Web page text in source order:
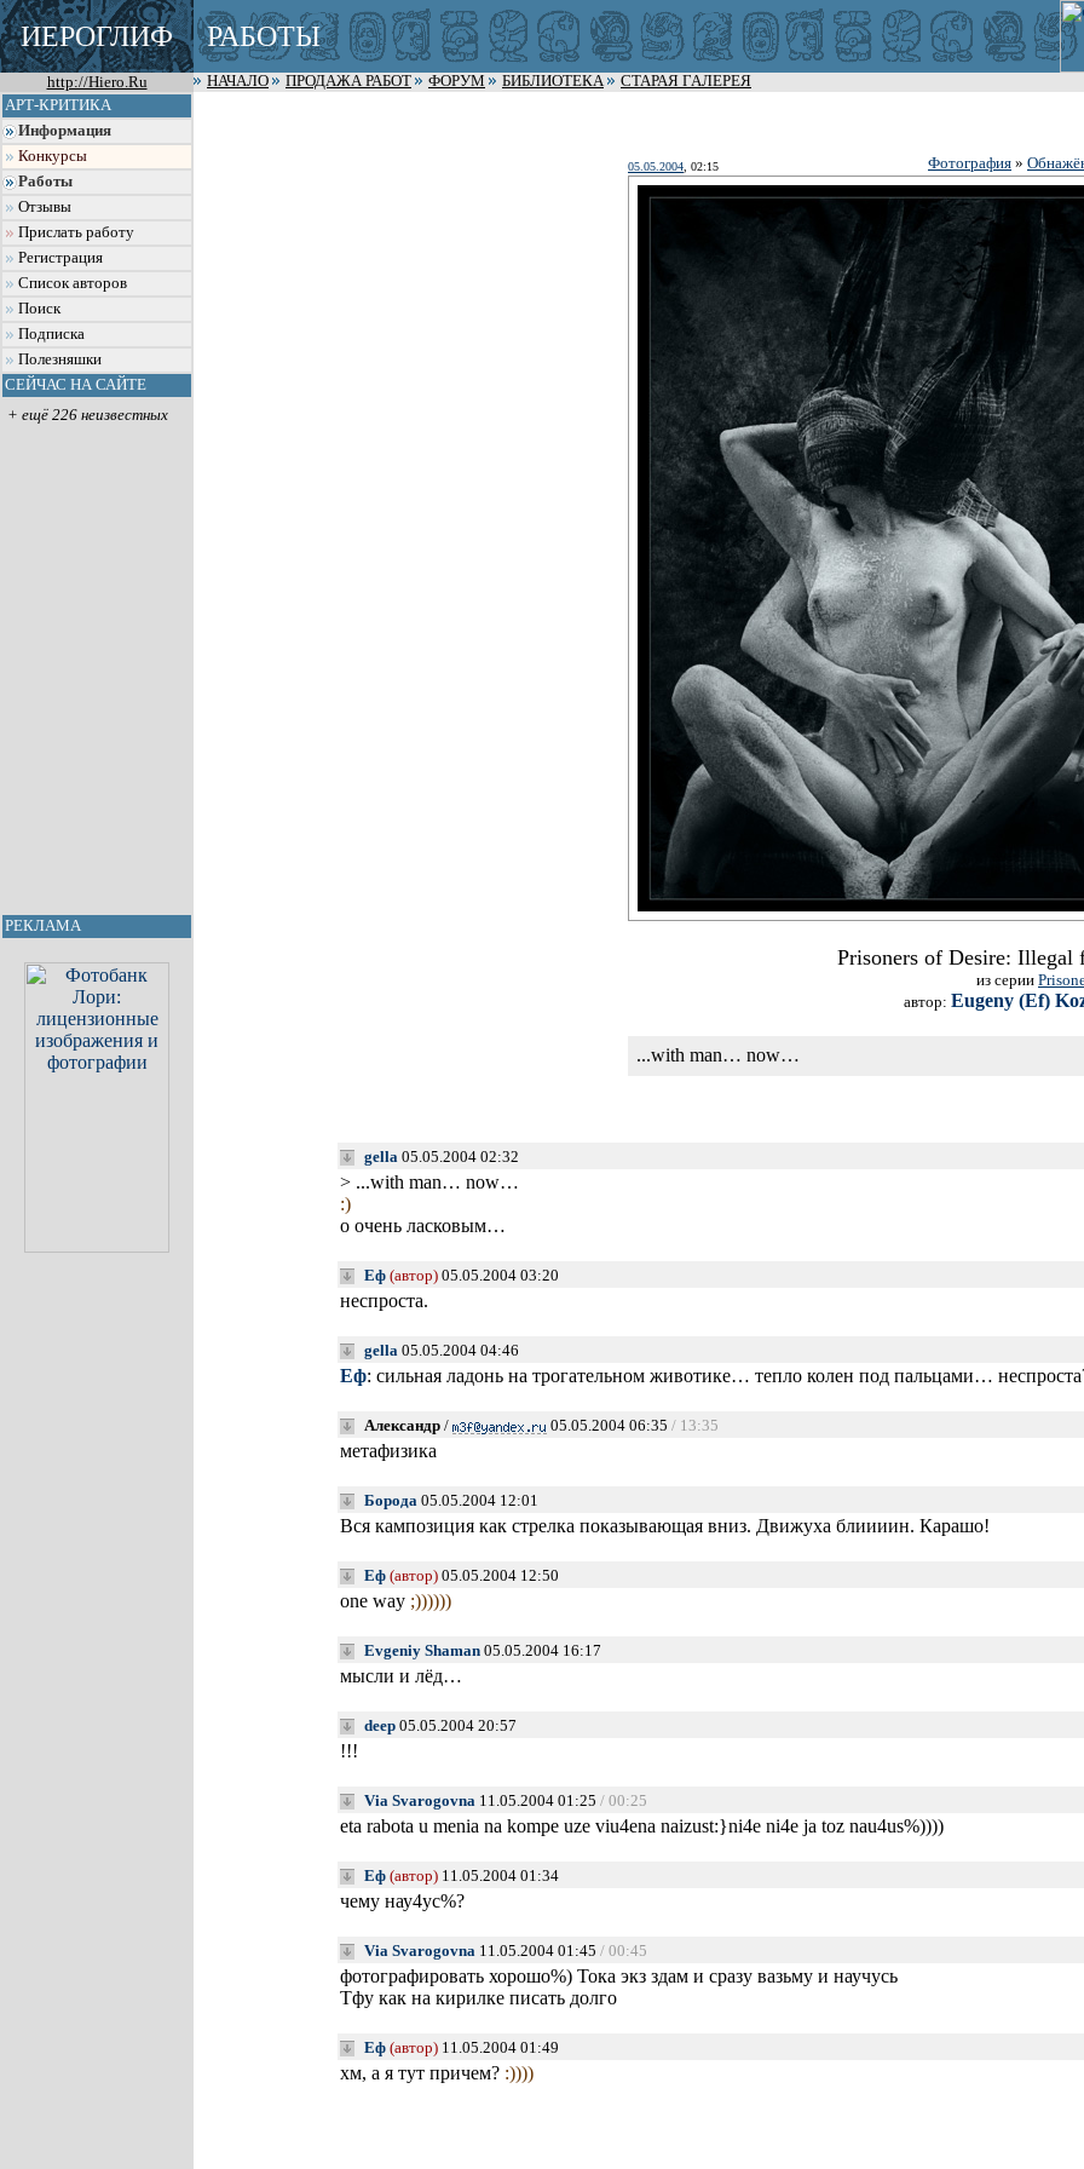
ИЕРОГЛИФ РАБОТЫ
http://Hiero.Ru НАЧАЛО ПРОДАЖА РАБОТ ФОРУМ БИБЛИОТЕКА
СТАРАЯ ГАЛЕРЕЯ
АРТ-КРИТИКА
Информация
Конкурсы
Работы
Отзывы
Прислать работу
Регистрация
Список авторов
Поиск
Подписка
Полезняшки
СЕЙЧАС НА САЙТЕ
+ ещё 226 неизвестных
РЕКЛАМА
05.05.2004 , 02:15 Фотография »
Prisoners of Desire:
из серии
автор: Eugeny (Ef)
...with man… now…
gella05.05.2004 02:32
> ...with man… now…
:)
о очень ласковым…
Еф (автор)05.05.2004 03:20
неспроста.
gella05.05.2004 04:46
Еф: сильная ладонь на трогательном животике… тепло колен под пальцами…
Александр/ 05.05.2004 06:35 / 13:35
метафизика
Борода05.05.2004 12:01
Вся кампозиция как стрелка показывающая вниз. Движуха блиииин. Карашо!
Еф (автор)05.05.2004 12:50
one way ;))))))
Evgeniy Shaman05.05.2004 16:17
мысли и лёд…
deep05.05.2004 20:57
!!!
Via Svarogovna11.05.2004 01:25 / 00:25
eta rabota u menia na kompe uze viu4ena naizust:}ni4e ni4e ja toz nau4us%))))
Еф (автор)11.05.2004 01:34
чему нау4ус%?
Via Svarogovna11.05.2004 01:45 / 00:45
фотографировать хорошо%) Тока экз здам и сразу вазьму и научусь
Тфу как на кирилке писать долго
Еф (автор)11.05.2004 01:49
хм, а я тут причем? :))))